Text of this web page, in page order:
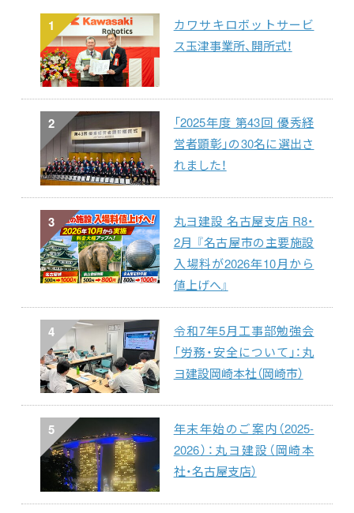
1
カワサキロボットサービ
ス玉津事業所、開所式！
2
「2025年度 第43回 優秀経
営者顕彰」の30名に選出さ
れました！
3
丸ヨ建設 名古屋支店 R8・
2月 『名古屋市の主要施設
入場料が2026年10月から
値上げへ』
4
令和7年5月工事部勉強会
「労務・安全について」：丸
ヨ建設岡崎本社（岡崎市）
5
年末年始のご案内（2025-
2026）：丸ヨ建設（岡崎本
社・名古屋支店）